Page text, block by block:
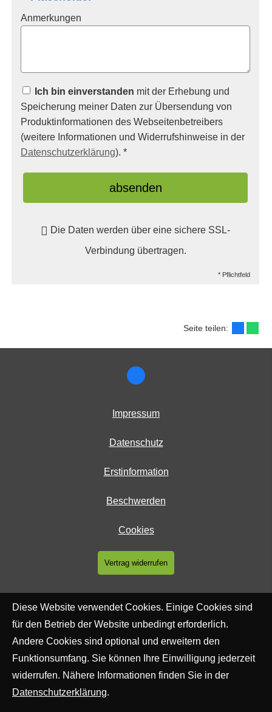
Anmerkungen
Ich bin einverstanden mit der Erhebung und
Speicherung meiner Daten zur Übersendung von
Produktinformationen des Webseitenbetreibers
(weitere Informationen und Widerrufshinweise in der
Datenschutzerklärung). *
absenden
Die Daten werden über eine sichere SSL-
Verbindung übertragen.
* Pflichtfeld
Seite teilen:
Impressum
Datenschutz
Erstinformation
Beschwerden
Cookies
Vertrag widerrufen
Diese Website verwendet Cookies. Einige Cookies sind
für den Betrieb der Website unbedingt erforderlich.
Andere Cookies sind optional und erweitern den
Funktionsumfang. Sie können Ihre Einwilligung jederzeit
widerrufen. Nähere Informationen finden Sie in der
Datenschutzerklärung.